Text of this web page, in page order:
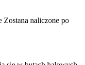
Zostana naliczone po